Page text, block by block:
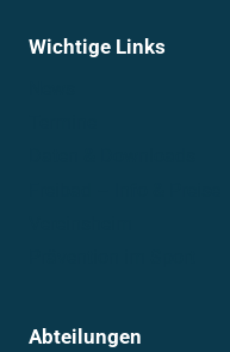
Wichtige Links
Abteilungen